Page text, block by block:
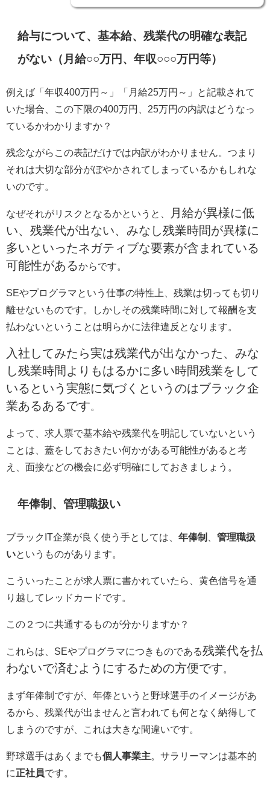
給与について、基本給、残業代の明確な表記
がない（月給○○万円、年収○○○万円等）
例えば「年収400万円～」「月給25万円～」と記載されて
いた場合、この下限の400万円、 25万円の内訳はどうなっ
ているかわかりますか？
残念ながらこの表記だけでは内訳がわかりません。つまり
それは大切な部分がぼやかされてしまっているかもしれな
いのです。
なぜそれがリスクとなるかというと、
月給が異様に低
い、残業代が出ない、みなし残業時間が異様に
多いといったネガティブな要素が含まれている
可能性があるからです。
SEやプログラマという仕事の特性上、残業は切っても切り
離せないものです。しかしその残業時間に対して報酬を支
払わないということは明らかに法律違反となります。
入社してみたら実は残業代が出なかった、みな
し残業時間よりもはるかに多い時間残業をして
いるという実態に気づくというのはブラック企
業あるあるです
よって、求人票で基本給や残業代を明記していないという
ことは、蓋をしておきたい何かがある可能性があると考
え、面接などの機会に必ず明確にしておきましょう。
年俸制、管理職扱い
ブラックIT企業が良く使う手としては、 年俸制
管理職扱
いというものがあります。
こういったことが求人票に書かれていたら、黄色信号を通
り越してレッドカードです。
この２つに共通するものが分かりますか？
これらは、SEやプログラマにつきものである残業代を払
わないで済むようにするための方便です
まず年俸制ですが、年俸というと野球選手のイメージがあ
るから、残業代が出ませんと言われても何となく納得して
しまうのですが、これは大きな間違いです。
野球選手はあくまでも個人事業主 。サラリーマンは基本的
に正社員です。